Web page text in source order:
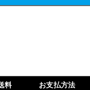
料 お支払方法